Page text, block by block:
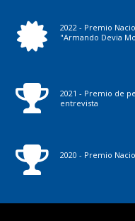
2022 - Premio
"Armando Devia
2021 - Premio de
entrevista
2020 - Premio